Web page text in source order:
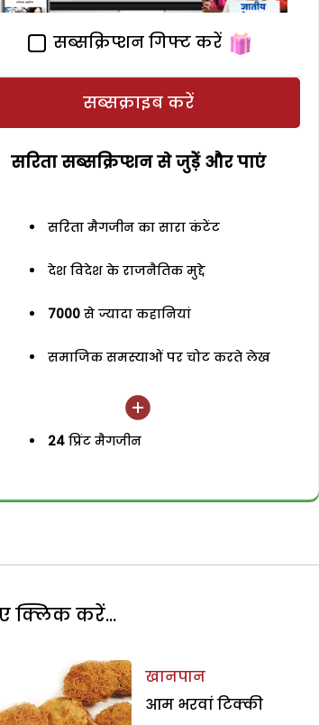
सब्सक्रिप्शन गिफ्ट करें
सब्सक्राइब करें
सरिता सब्सक्रिप्शन से जुड़ेें और पाएं
सरिता मैगजीन का सारा कंटेंट
देश विदेश के राजनैतिक मुद्दे
7000 से ज्यादा कहानियां
समाजिक समस्याओं पर चोट करते लेख
24 प्रिंट मैगजीन
क्लिक करें...
खानपान
आम भरवां टिक्की